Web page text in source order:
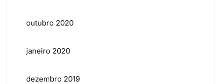
outubro 2020
janeiro 2020
dezembro 2019